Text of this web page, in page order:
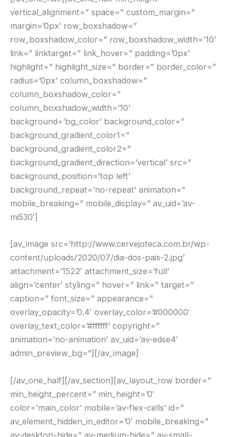
vertical_alignment=” space=” custom_margin=”
margin=’0px’ row_boxshadow=”
row_boxshadow_color=” row_boxshadow_width=’10’
link=” linktarget=” link_hover=” padding=’0px’
highlight=” highlight_size=” border=” border_color=”
radius=’0px’ column_boxshadow=”
column_boxshadow_color=”
column_boxshadow_width=’10’
background=’bg_color’ background_color=”
background_gradient_color1=”
background_gradient_color2=”
background_gradient_direction=’vertical’ src=”
background_position=’top left’
background_repeat=’no-repeat’ animation=”
mobile_breaking=” mobile_display=” av_uid=’av-
mi530′]
[av_image src=’http://www.cervejoteca.com.br/wp-
content/uploads/2020/07/dia-dos-pais-2.jpg’
attachment=’1522′ attachment_size=’full’
align=’center’ styling=” hover=” link=” target=”
caption=” font_size=” appearance=”
overlay_opacity=’0.4′ overlay_color=’#000000′
overlay_text_color=’#ffffff’ copyright=”
animation=’no-animation’ av_uid=’av-edse4′
admin_preview_bg=”][/av_image]
[/av_one_half][/av_section][av_layout_row border=”
min_height_percent=” min_height=’0′
color=’main_color’ mobile=’av-flex-cells’ id=”
av_element_hidden_in_editor=’0′ mobile_breaking=”
av-desktop-hide=” av-medium-hide=” av-small-